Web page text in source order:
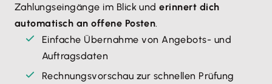
Zahlungseingänge im Blick underinnert dich
automatisch an offene Posten.
Einfache Übernahme von Angebots- und
Auftragsdaten
Rechnungsvorschau zur schnellen Prüfung